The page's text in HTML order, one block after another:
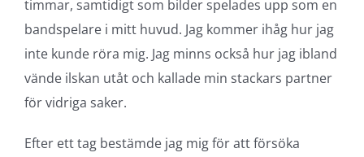
timmar, samtidigt som bilder spelades upp som en
bandspelare i mitt huvud. Jag kommer ihåg hur jag
inte kunde röra mig. Jag minns också hur jag ibland
vände ilskan utåt och kallade min stackars partner
för vidriga saker.
Efter ett tag bestämde jag mig för att försöka